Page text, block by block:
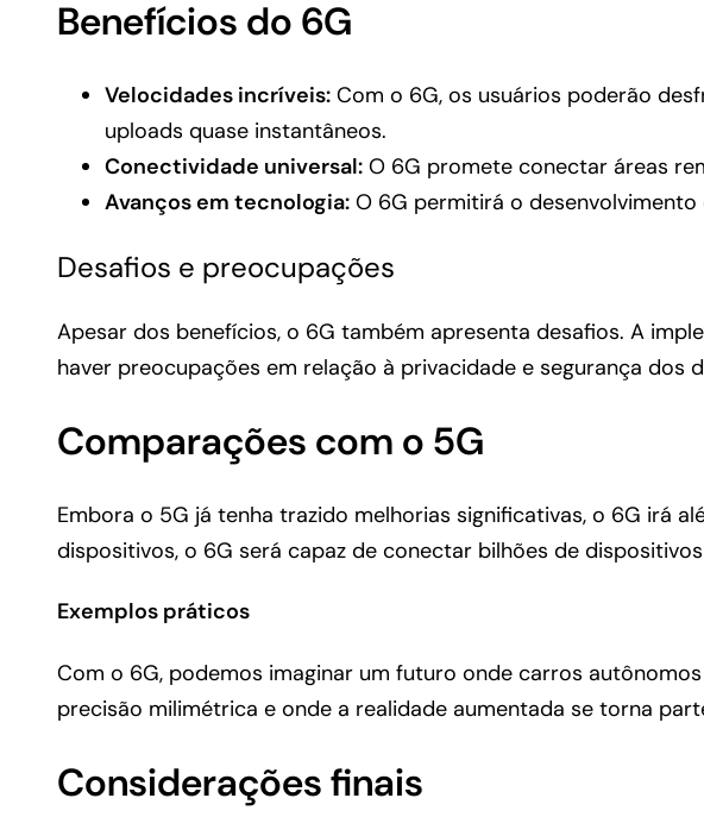
Benefícios do 6G
Velocidades incríveis: Com o 6G, os usuários poderão
uploads quase instantâneos.
Conectividade universal: O 6G promete conectar áreas
Avanços em tecnologia: O 6G permitirá o
Desafios e preocupações
Apesar dos benefícios, o 6G também apresenta desafios. A
haver preocupações em relação à privacidade e segurança dos
Comparações com o 5G
Embora o 5G já tenha trazido melhorias significativas, o 6G irá
dispositivos, o 6G será capaz de conectar bilhões de
Exemplos práticos
Com o 6G, podemos imaginar um futuro onde carros
precisão milimétrica e onde a realidade aumentada se torna
Considerações finais